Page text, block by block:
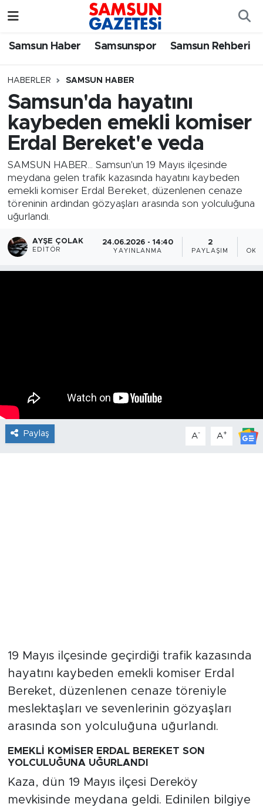
Samsun Haber Samsunspor Samsun Rehberi
HABERLER SAMSUN HABER
Samsun'da hayatını
kaybeden emekli komiser
Erdal Bereket'e veda
SAMSUN HABER... Samsun'un 19 Mayıs ilçesinde
meydana gelen trafik kazasında hayatını kaybeden
emekli komiser Erdal Bereket, düzenlenen cenaze
töreninin ardından gözyaşları arasında son yolculuğuna
uğurlandı.
AYŞE ÇOLAK
EDITÖR
24.06.2026 - 14:40
YAYINLANMA
2
PAYLAŞIM
Paylaş A- A+
19 Mayıs ilçesinde geçirdiği trafik kazasında
hayatını kaybeden emekli komiser Erdal
Bereket, düzenlenen cenaze töreniyle
meslektaşları ve sevenlerinin gözyaşları
arasında son yolculuğuna uğurlandı.
EMEKLİ KOMİSER ERDAL BEREKET SON
YOLCULUĞUNA UĞURLANDI
Kaza, dün 19 Mayıs ilçesi Dereköy
mevkisinde meydana geldi. Edinilen bilgiye
Samsun Haber
Samsun Rehberi
Resmi İlanlar
Samsun Nöbetçi Eczaneler
SAMSUN Namaz Vakitleri
Samsun Trafik Yoğunluk Haritası
Süper Lig Puan Durumu ve Fikstür
Tüm Manşetler
Haber Arşivi